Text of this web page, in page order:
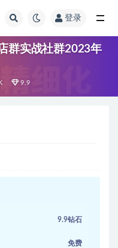
登录
群实战社群2023年
9.9
9.9钻石
免费